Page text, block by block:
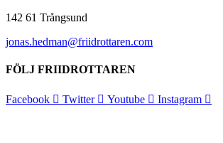
142 61 Trångsund
jonas.hedman@friidrottaren.com
FÖLJ FRIIDROTTAREN
Facebook Twitter Youtube Instagram